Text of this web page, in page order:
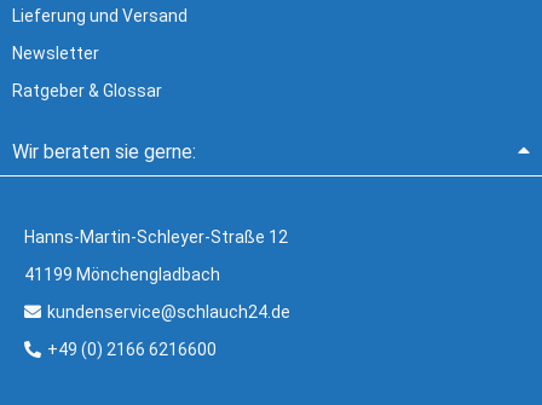
Lieferung und Versand
Newsletter
Ratgeber & Glossar
Wir beraten sie gerne:
Hanns-Martin-Schleyer-Straße 12
41199 Mönchengladbach
kundenservice@schlauch24.de
+49 (0) 2166 6216600